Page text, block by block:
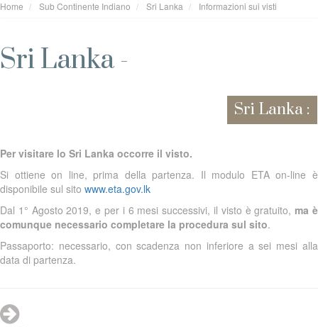
Home Sub Continente Indiano Sri Lanka Informazioni sui visti
Sri Lanka -
Sri Lanka :
Per visitare lo Sri Lanka occorre il visto.
Si ottiene on line, prima della partenza. Il modulo ETA on-line è
disponibile sul sito www.eta.gov.lk
Dal 1° Agosto 2019, e per i 6 mesi successivi, il visto è gratuito, ma è
comunque necessario completare la procedura sul sito.
Passaporto: necessario, con scadenza non inferiore a sei mesi alla
data di partenza.